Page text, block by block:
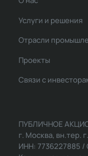
Услуги и решения
Отрасли
Проекты
Связи с
ПУБЛИЧНОЕ
г. Москва, вн.тер.
ИНН: 7736227885